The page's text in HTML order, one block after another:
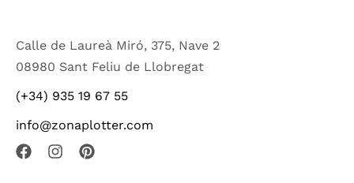
Calle de Laureà Miró, 375, Nave 2
08980 Sant Feliu de Llobregat
(+34) 935 19 67 55
info@zonaplotter.com